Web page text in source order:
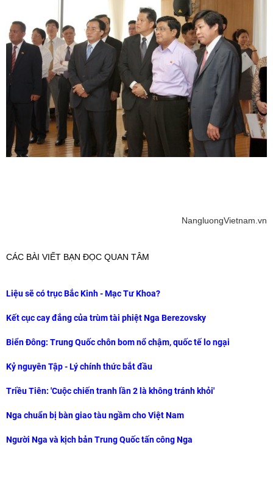
NangluongVietnam.vn
CÁC BÀI VIẾT BẠN ĐỌC QUAN TÂM
Liệu sẽ có trục Bắc Kinh - Mạc Tư Khoa?
Kết cục cay đắng của trùm tài phiệt Nga Berezovsky
Biển Đông: Trung Quốc chôn bom nổ chậm, quốc tế lo ngại
Kỷ nguyên Tập - Lý chính thức bắt đầu
Triều Tiên: 'Cuộc chiến tranh lần 2 là không tránh khỏi'
Nga chuẩn bị bàn giao tàu ngầm cho Việt Nam
Người Nga và kịch bản Trung Quốc tấn công Nga